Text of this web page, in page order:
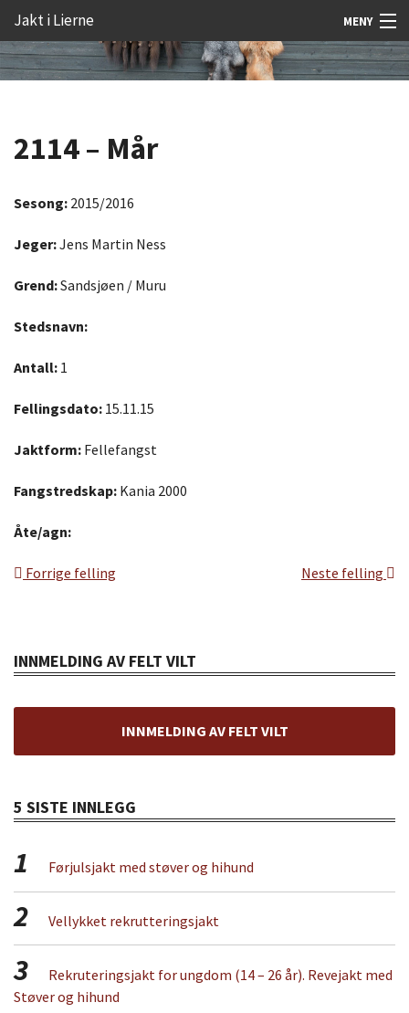
Jakt i Lierne MENY
Nyheter
Fangst
innholdet
Forstørre
2114 – Mår
Sesong: 2015/2016
Jeger:Jens Martin Ness
Grend:Sandsjøen / Muru
Stedsnavn:
Antall: 1
Fellingsdato: 15.11.15
Jaktform: Fellefangst
Fangstredskap: Kania 2000
Åte/agn:
Forrige felling Neste felling
INNMELDING AV FELT VILT
INNMELDING AV FELT VILT
5 SISTE INNLEGG
1 Førjulsjakt med støver og hihund
2 Vellykket rekrutteringsjakt
3
Rekruteringsjakt for ungdom (14 – 26 år). Revejakt med
Støver og hihund